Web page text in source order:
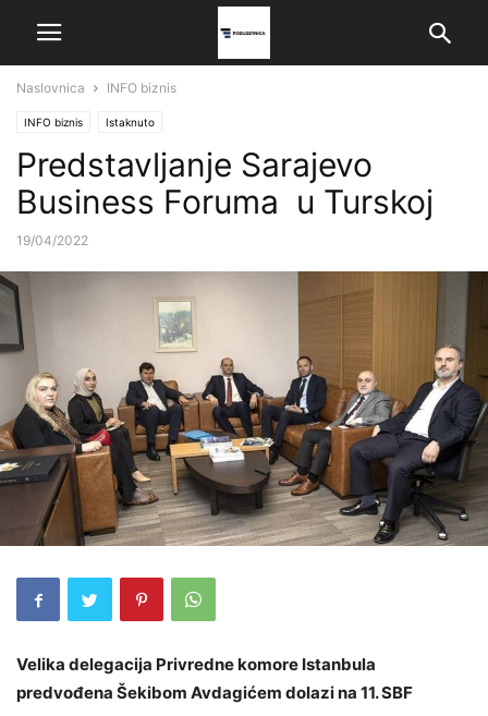
Naslovnica INFO biznis
INFO biznis Istaknuto
Predstavljanje Sarajevo
Business Foruma u Turskoj
19/04/2022
Velika delegacija Privredne komore Istanbula
predvođena Šekibom Avdagićem dolazi na 11. SBF